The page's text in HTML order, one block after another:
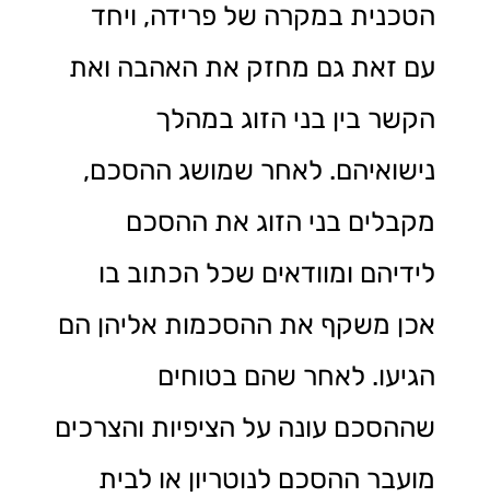
הטכנית במקרה של פרידה, ויחד
עם זאת גם מחזק את האהבה ואת
הקשר בין בני הזוג במהלך
נישואיהם. לאחר שמושג ההסכם,
מקבלים בני הזוג את ההסכם
לידיהם ומוודאים שכל הכתוב בו
אכן משקף את ההסכמות אליהן הם
הגיעו. לאחר שהם בטוחים
שההסכם עונה על הציפיות והצרכים
מועבר ההסכם לנוטריון או לבית